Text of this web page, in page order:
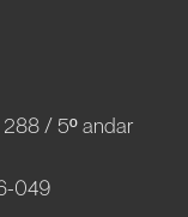
288 / 5º andar
049